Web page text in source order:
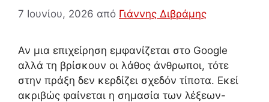
7 Ιουνίου, 2026 από Γιάννης Διβράμης
Αν μια επιχείρηση εμφανίζεται στο Google
αλλά τη βρίσκουν οι λάθος άνθρωποι, τότε
στην πράξη δεν κερδίζει σχεδόν τίποτα. Εκεί
ακριβώς φαίνεται η σημασία των λέξεων-